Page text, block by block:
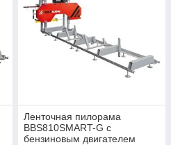
Ленточная пилорама
BBS810SMART-G с
бензиновым двигателем